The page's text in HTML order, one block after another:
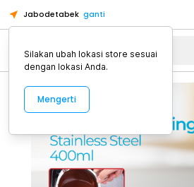
Jabodetabek ganti
Alat Kopi
Silakan ubah lokasi store sesuai
dengan lokasi Anda.
Mengerti